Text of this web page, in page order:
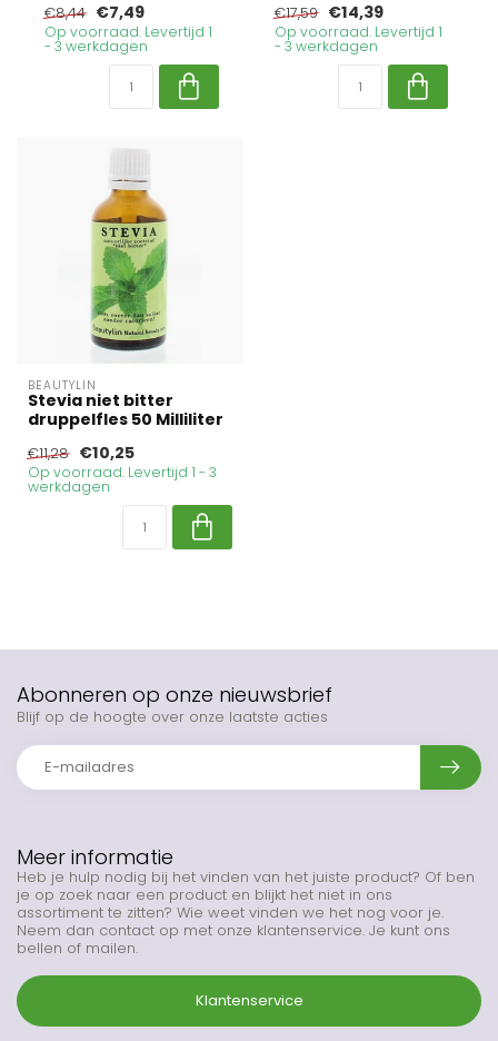
€8,44 €7,49
Op voorraad. Levertijd 1
- 3 werkdagen
€17,59 €14,39
Op voorraad. Levertijd 1
- 3 werkdagen
BEAUTYLIN
Stevia niet bitter
druppelfles 50 Milliliter
€11,28 €10,25
Op voorraad. Levertijd 1 - 3
werkdagen
Meer informatie
Heb je hulp nodig bij het vinden van het juiste product? Of ben
je op zoek naar een product en blijkt het niet in ons
assortiment te zitten? Wie weet vinden we het nog voor je.
Neem dan contact op met onze klantenservice. Je kunt ons
bellen of mailen.
Klantenservice
Abonneren op onze nieuwsbrief
Blijf op de hoogte over onze laatste acties